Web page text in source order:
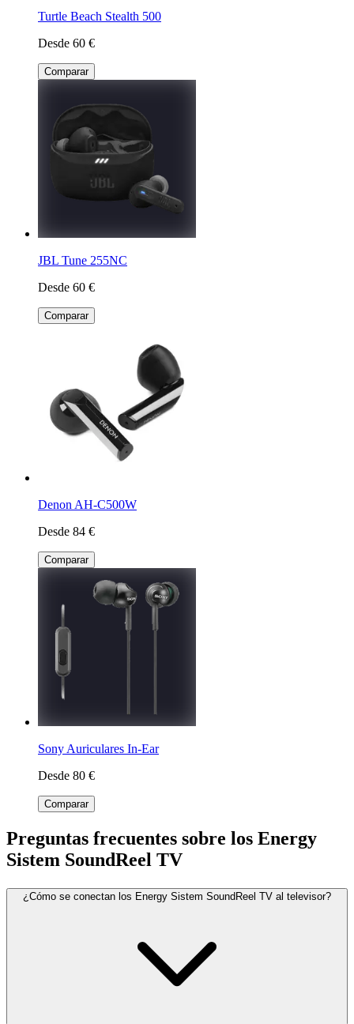
Turtle Beach Stealth 500
Desde 60 €
Comparar
JBL Tune 255NC
Desde 60 €
Comparar
Denon AH-C500W
Desde 84 €
Comparar
Sony Auriculares In-Ear
Desde 80 €
Comparar
Preguntas frecuentes sobre los Energy
Sistem SoundReel TV
¿Cómo se conectan los Energy Sistem SoundReel TV al televisor?